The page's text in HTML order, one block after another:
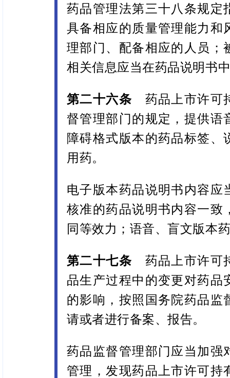
药品管理法第三十八条规定
具备相应的质量管理能力和
理部门、配备相应的人员；
相关信息应当在药品说明书
第二十六条 药品上市许可
督管理部门的规定，提供语
障碍格式版本的药品标签、
用药。
电子版本药品说明书内容应
核准的药品说明书内容一致
同等效力；语音、盲文版本
第二十七条 药品上市许可
品生产过程中的变更对药品
的影响，按照国务院药品监
请或者进行备案、报告。
药品监督管理部门应当加强
管理，发现药品上市许可持